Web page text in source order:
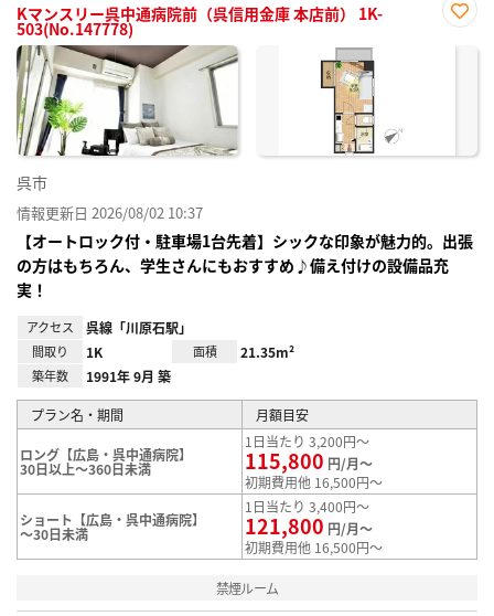
Kマンスリー呉中通病院前（呉信用金庫 本店前） 1K-
503(No.147778)
に入
呉市
情報更新日 2026/08/02 10:37
【オートロック付・駐車場1台先着】シックな印象が魅力的。出張
の方はもちろん、学生さんにもおすすめ♪備え付けの設備品充
実！
アクセス 呉線「川原石駅」
間取り 1K 面積 21.35m²
築年数 1991年 9月 築
プラン名・期間 月額目安
ロング【広島・呉中通病院】
30日以上～360日未満
1日当たり 3,200円～
115,800 円/月～
初期費用他 16,500円～
ショート【広島・呉中通病院】
～30日未満
1日当たり 3,400円～
121,800 円/月～
初期費用他 16,500円～
禁煙ルーム